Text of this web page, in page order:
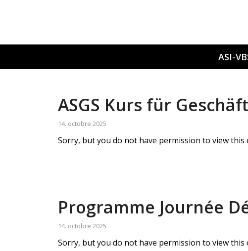
ASI-
ASGS Kurs für
14. octobre 2025
Sorry, but you do not have permission to view this
Programme Journée
14. octobre 2025
Sorry, but you do not have permission to view this